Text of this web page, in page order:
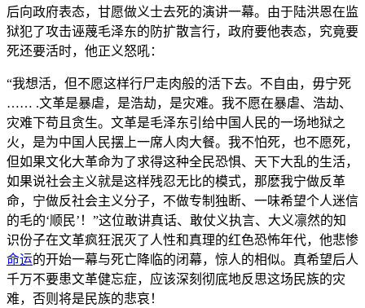
后向政府表态，甘愿做义士去死的演讲一幕。由于陆洪恩在监
狱犯了攻击诬蔑毛泽东的防扩散言行，政府要他表态，究竟要
死还要活时，他正义怒吼：
“我想活，但不愿这样行尸走肉般的活下去。不自由，毋宁死
…… .文革是暴虐，是浩劫，是灾难。我不愿在暴虐、浩劫、
灾难下苟且贪生。文革是毛泽东引给中国人民的一场地狱之
火，是为中国人民摆上一席人肉大餐。我不怕死，也不愿死，
但如果文化大革命为了求得这种全民恐惧、天下大乱的生活，
如果说社会主义就是这样残忍无比的模式，那麽我宁做反革
命，宁做反社会主义分子，不做专制独断、一味希望个人迷信
的毛的‘顺民’！”这位敢讲真话、敢仗义执言、大义凛然的知
识份子在文革疯狂泯灭了人性和真理的红色恐怖年代，他悲惨
命运的开始一幕与死亡降临的闭幕，惊人的相似。真希望后人
千万不要患文革健忘症，应该深刻彻底地反思这场民族的灾
难，否则将是民族的悲哀！